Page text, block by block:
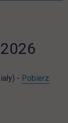
- Pobierz